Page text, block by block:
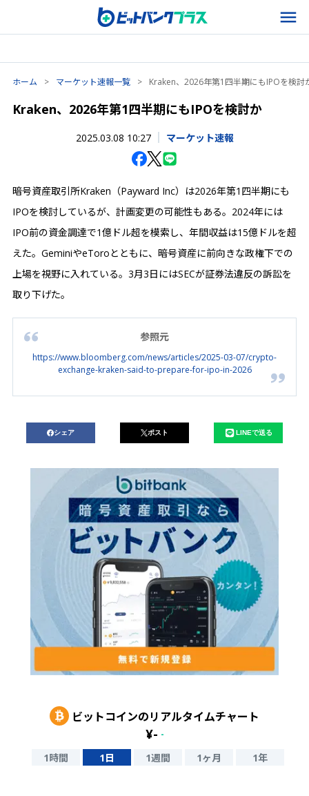
ホーム > マーケット速報一覧 > Kraken、2026年第1四半期にもIPOを検討
Kraken、2026年第1四半期にもIPOを検討か
2025.03.08 10:27 マーケット速報
暗号資産取引所Kraken（Payward Inc）は2026年第1四半期にも
IPOを検討しているが、計画変更の可能性もある。2024年には
IPO前の資金調達で1億ドル超を模索し、年間収益は15億ドルを超
えた。GeminiやeToroとともに、暗号資産に前向きな政権下での
上場を視野に入れている。3月3日にはSECが証券法違反の訴訟を
取り下げた。
参照元
https://www.bloomberg.com/news/articles/2025-03-07/crypto-
exchange-kraken-said-to-prepare-for-ipo-in-2026
シェア ポスト LINEで送る
ビットコインのリアルタイムチャート
¥- -
1時間 1日 1週間 1ヶ月 1年